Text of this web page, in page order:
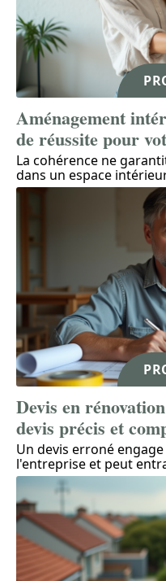
Aménagement
de réussite pour
La cohérence ne
dans un espace
Devis en
devis précis et
Un devis erroné
l'entreprise et peut